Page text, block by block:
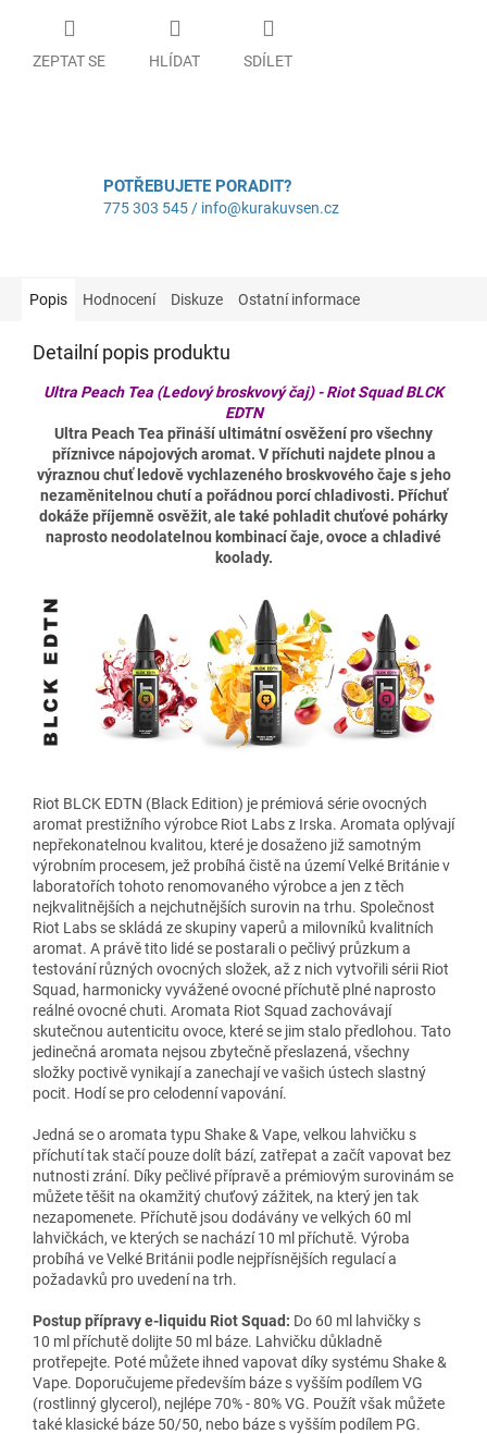
ZEPTAT SE HLÍDAT SDÍLET
POTŘEBUJETE PORADIT?
775 303 545 / info@kurakuvsen.cz
Popis Hodnocení Diskuze Ostatní informace
Detailní popis produktu
Ultra Peach Tea (Ledový broskvový čaj) - Riot Squad BLCK
EDTN
Ultra Peach Tea přináší ultimátní osvěžení pro všechny
příznivce nápojových aromat. V příchuti najdete plnou a
výraznou chuť ledově vychlazeného broskvového čaje s jeho
nezaměnitelnou chutí a pořádnou porcí chladivosti. Příchuť
dokáže příjemně osvěžit, ale také pohladit chuťové pohárky
naprosto neodolatelnou kombinací čaje, ovoce a chladivé
koolady.
Riot BLCK EDTN (Black Edition) je prémiová série ovocných
aromat prestižního výrobce Riot Labs z Irska. Aromata oplývají
nepřekonatelnou kvalitou, které je dosaženo již samotným
výrobním procesem, jež probíhá čistě na území Velké Británie v
laboratořích tohoto renomovaného výrobce a jen z těch
nejkvalitnějších a nejchutnějších surovin na trhu. Společnost
Riot Labs se skládá ze skupiny vaperů a milovníků kvalitních
aromat. A právě tito lidé se postarali o pečlivý průzkum a
testování různých ovocných složek, až z nich vytvořili sérii Riot
Squad, harmonicky vyvážené ovocné příchutě plné naprosto
reálné ovocné chuti. Aromata Riot Squad zachovávají
skutečnou autenticitu ovoce, které se jim stalo předlohou. Tato
jedinečná aromata nejsou zbytečně přeslazená, všechny
složky poctivě vynikají a zanechají ve vašich ústech slastný
pocit. Hodí se pro celodenní vapování.
Jedná se o aromata typu Shake & Vape, velkou lahvičku s
příchutí tak stačí pouze dolít bází, zatřepat a začít vapovat bez
nutnosti zrání. Díky pečlivé přípravě a prémiovým surovinám se
můžete těšit na okamžitý chuťový zážitek, na který jen tak
nezapomenete. Příchutě jsou dodávány ve velkých 60 ml
lahvičkách, ve kterých se nachází 10 ml příchutě. Výroba
probíhá ve Velké Británii podle nejpřísnějších regulací a
požadavků pro uvedení na trh.
Postup přípravy e-liquidu Riot Squad: Do 60 ml lahvičky s
10 ml příchutě dolijte 50 ml báze. Lahvičku důkladně
protřepejte. Poté můžete ihned vapovat díky systému Shake &
Vape. Doporučujeme především báze s vyšším podílem VG
(rostlinný glycerol), nejlépe 70% - 80% VG. Použít však můžete
také klasické báze 50/50, nebo báze s vyšším podílem PG.